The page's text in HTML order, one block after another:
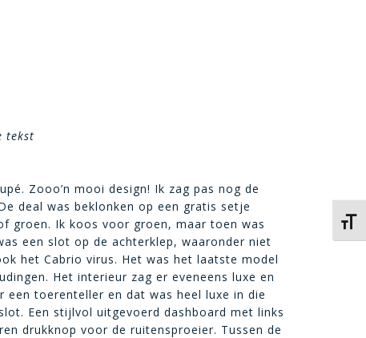
tekst
Zooo’n mooi design! Ik zag pas nog de
deal was beklonken op een gratis setje
groen. Ik koos voor groen, maar toen was
een slot op de achterklep, waaronder niet
het Cabrio virus. Het was het laatste model
Het interieur zag er eveneens luxe en
toerenteller en dat was heel luxe in die
Een stijlvol uitgevoerd dashboard met links
drukknop voor de ruitensproeier. Tussen de